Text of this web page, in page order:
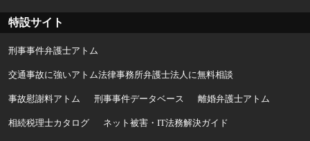
特設サイト
刑事事件弁護士アトム
交通事故に強いアトム法律事務所弁護士法人に無料相談
事故慰謝料アトム 刑事事件データベース 離婚弁護士アトム
相続税理士カタログ ネット被害・IT法務解決ガイド